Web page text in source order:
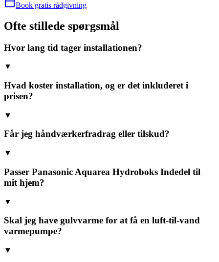
Book gratis rådgivning
Ofte stillede spørgsmål
Hvor lang tid tager installationen?
▼
Hvad koster installation, og er det inkluderet i
prisen?
▼
Får jeg håndværkerfradrag eller tilskud?
▼
Passer Panasonic Aquarea Hydroboks Indedel til
mit hjem?
▼
Skal jeg have gulvvarme for at få en luft-til-vand
varmepumpe?
▼